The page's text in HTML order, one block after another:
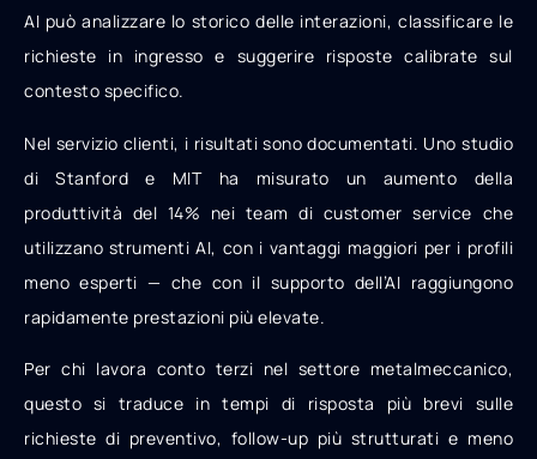
AI può analizzare lo storico delle interazioni, classificare le
richieste in ingresso e suggerire risposte calibrate sul
contesto specifico.
Nel servizio clienti, i risultati sono documentati. Uno studio
di Stanford e MIT ha misurato un aumento della
produttività del 14% nei team di customer service che
utilizzano strumenti AI, con i vantaggi maggiori per i profili
meno esperti — che con il supporto dell’AI raggiungono
rapidamente prestazioni più elevate.
Per chi lavora conto terzi nel settore metalmeccanico,
questo si traduce in tempi di risposta più brevi sulle
richieste di preventivo, follow-up più strutturati e meno